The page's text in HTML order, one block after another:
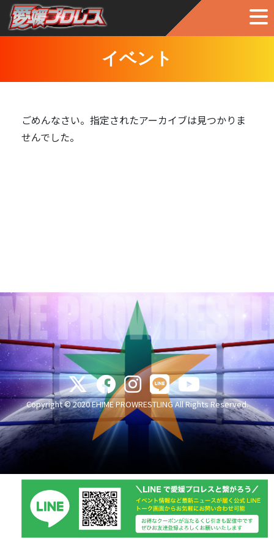
イベント
ごめんなさい。指定されたアーカイブは見つかりま
せんでした。
Copyright © 2020 EHIME PROWRESTLING All Rights Reserved.